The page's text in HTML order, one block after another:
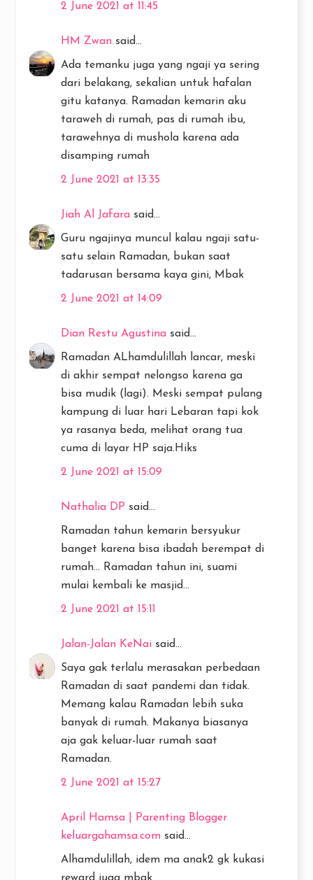
2 June 2021 at 11:45
HM Zwan said...
Ada temanku juga yang ngaji ya sering
dari belakang, sekalian untuk hafalan
gitu katanya. Ramadan kemarin aku
taraweh di rumah, pas di rumah ibu,
tarawehnya di mushola karena ada
disamping rumah
2 June 2021 at 13:35
Jiah Al Jafara said...
Guru ngajinya muncul kalau ngaji satu-
satu selain Ramadan, bukan saat
tadarusan bersama kaya gini, Mbak
2 June 2021 at 14:09
Dian Restu Agustina said...
Ramadan ALhamdulillah lancar, meski
di akhir sempat nelongso karena ga
bisa mudik (lagi). Meski sempat pulang
kampung di luar hari Lebaran tapi kok
ya rasanya beda, melihat orang tua
cuma di layar HP saja.Hiks
2 June 2021 at 15:09
Nathalia DP said...
Ramadan tahun kemarin bersyukur
banget karena bisa ibadah berempat di
rumah... Ramadan tahun ini, suami
mulai kembali ke masjid...
2 June 2021 at 15:11
Jalan-Jalan KeNai said...
Saya gak terlalu merasakan perbedaan
Ramadan di saat pandemi dan tidak.
Memang kalau Ramadan lebih suka
banyak di rumah. Makanya biasanya
aja gak keluar-luar rumah saat
Ramadan.
2 June 2021 at 15:27
April Hamsa | Parenting Blogger
keluargahamsa.com said...
Alhamdulillah, idem ma anak2 gk kukasi